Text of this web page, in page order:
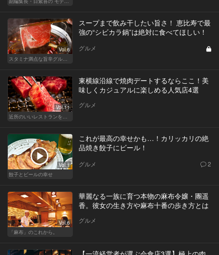
Vol.6
スタミナ満点な旨辛グルメが旨い！東京の人気店へ
スープまで飲み干したい旨さ！ 恵比寿で最
強の“シビカラ鍋”は絶対に食べてほしい！
グルメ
Vol.11
近所のいいレストランを知りたい！東横、目黒線、世田谷などを深堀！
東横線沿線で焼肉デートするならここ！美
味しくカジュアルに楽しめる人気店4選
グルメ
Vol.1
餃子とビールの幸せ
これが最高の幸せかも…！カリッカリの絶
品焼き餃子にビール！
グルメ 2
Vol.6
「麻布」のこれから。
華麗なる一族に育つ本物の麻布令嬢・團遥
香。彼女の生き方や麻布十番の歩き方とは
グルメ